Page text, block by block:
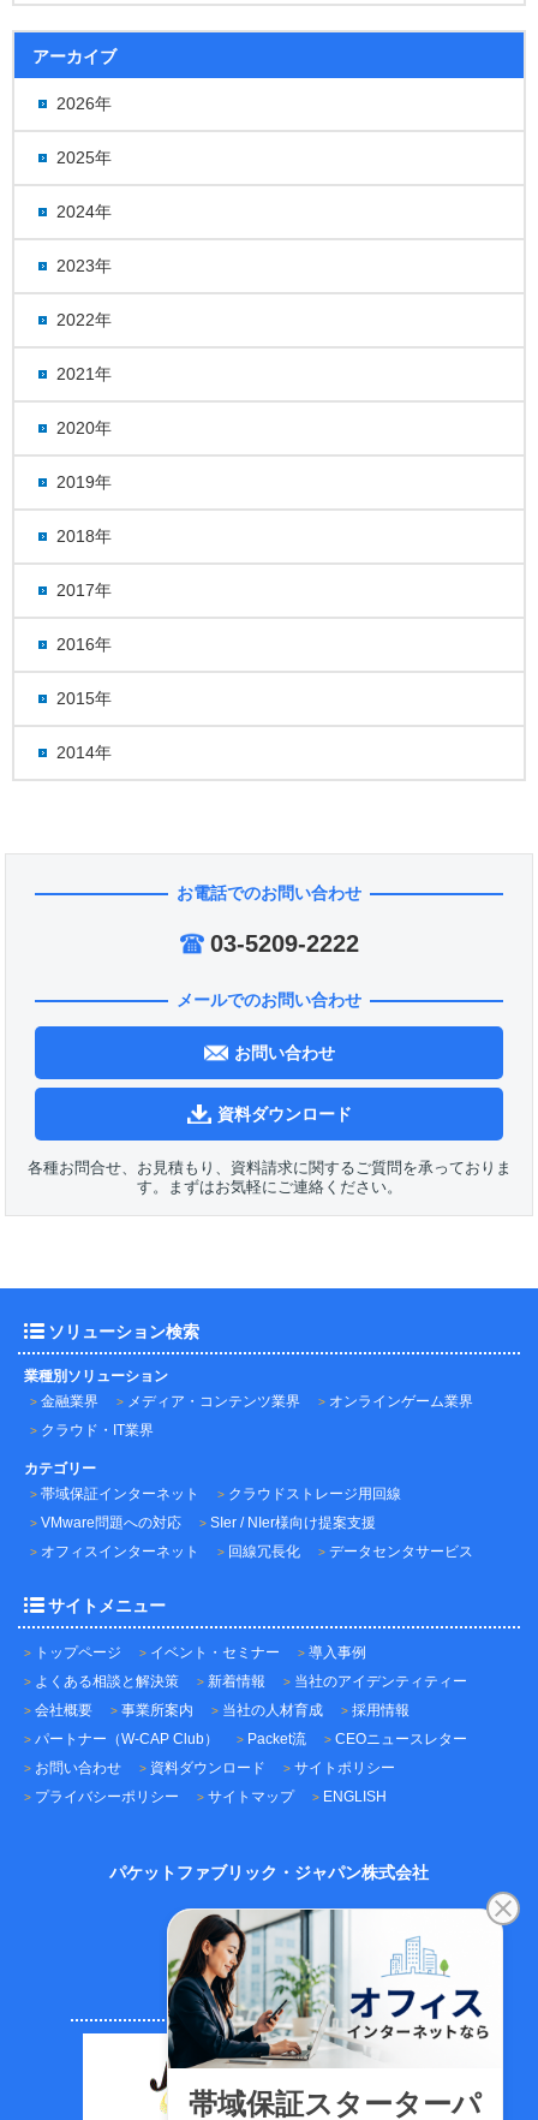
アーカイブ
2026年
2025年
2024年
2023年
2022年
2021年
2020年
2019年
2018年
2017年
2016年
2015年
2014年
お電話でのお問い合わせ
03-5209-2222
メールでのお問い合わせ
お問い合わせ
資料ダウンロード
各種お問合せ、お見積もり、資料請求に関するご質問を承っておりま
す。まずはお気軽にご連絡ください。
ソリューション検索
業種別ソリューション
金融業界
メディア・コンテンツ業界
オンラインゲーム業界
クラウド・IT業界
カテゴリー
帯域保証インターネット
クラウドストレージ用回線
VMware問題への対応
SIer / NIer様向け提案支援
オフィスインターネット
回線冗長化 データセンタサービス
サイトメニュー
トップページ イベント・セミナー
導入事例
よくある相談と解決策
新着情報
当社のアイデンティティー
会社概要
事業所案内 当社の人材育成
採用情報
パートナー（W-CAP Club）
Packet流
CEOニュースレター
お問い合わせ
資料ダウンロード
サイトポリシー
プライバシーポリシー
サイトマップ ENGLISH
パケットファブリック・ジャパン株式会社
〒101-0045
東京都千代田区神田鍛冶町3-3-12
神田鍛冶町千歳ビル7F
TEL：03-5209-2222（代表）
FAX：03-5209-2221